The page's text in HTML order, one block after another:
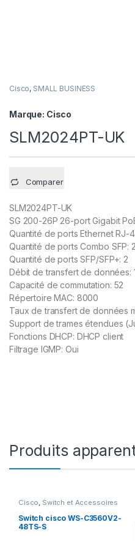
Cisco, SMALL BUSINESS
Marque: Cisco
SLM2024PT-UK
Comparer
SLM2024PT-UK
SG 200-26P 26-port Gigabit
Quantité de ports Ethernet RJ-
Quantité de ports Combo SFP: 2
Quantité de ports SFP/SFP+: 2
Débit de transfert de données:
Capacité de commutation: 52
Répertoire MAC: 8000
Taux de transfert de données
Support de trames étendues
Fonctions DHCP: DHCP client
Filtrage IGMP: Oui
Produits
Cisco, Switch et Accessoires
Switch cisco WS-C3560V2-
48TS-S